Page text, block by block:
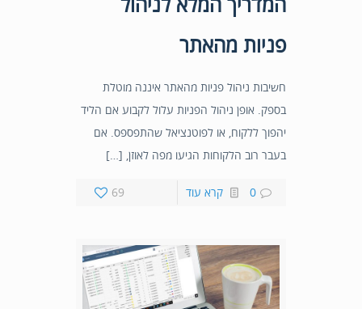
פניות מהאתר
חשיבות ניהול פניות מהאתר איננה מוטלת
בספק. אופן ניהול הפניות עלול לקבוע אם הליד
יהפוך ללקוח, או לפוטנציאל שהתפספס. אם
בעבר רוב הלקוחות הגיעו מפה לאוזן, […]
69 0 קרא עוד